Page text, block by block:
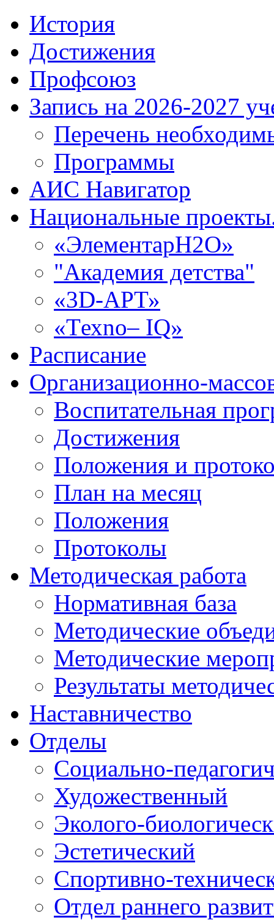
История
Достижения
Профсоюз
Запись на 2026-2027
Перечень
Программы
АИС Навигатор
Национальные
«ЭлементарH2O»
"Академия детства"
«3D-АРТ»
«Tехno– IQ»
Расписание
Организационно-
Воспитательная
Достижения
Положения и
План на месяц
Положения
Протоколы
Методическая работа
Нормативная база
Методические
Методические
Результаты
Наставничество
Отделы
Социально-
Художественный
Эколого-
Эстетический
Спортивно-
Отдел раннего